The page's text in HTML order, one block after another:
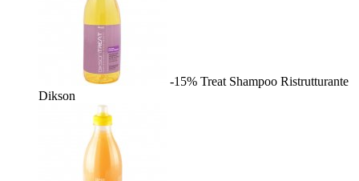
-15% Treat Shampoo Ristrutturante
Dikson